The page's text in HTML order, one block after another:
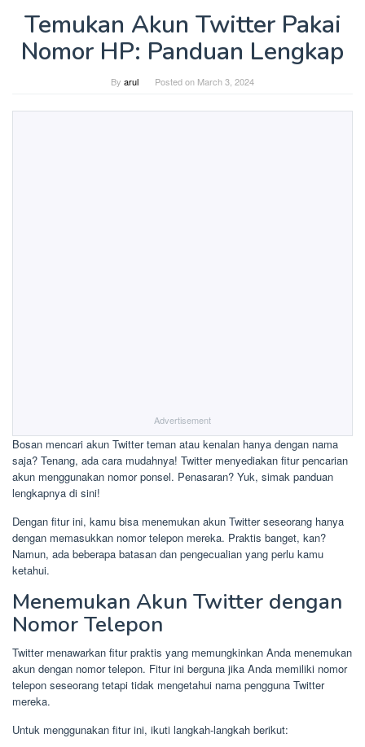
Temukan Akun Twitter Pakai
Nomor HP: Panduan Lengkap
By arul Posted on March 3, 2024
Advertisement
Bosan mencari akun Twitter teman atau kenalan hanya dengan nama
saja? Tenang, ada cara mudahnya! Twitter menyediakan fitur pencarian
akun menggunakan nomor ponsel. Penasaran? Yuk, simak panduan
lengkapnya di sini!
Dengan fitur ini, kamu bisa menemukan akun Twitter seseorang hanya
dengan memasukkan nomor telepon mereka. Praktis banget, kan?
Namun, ada beberapa batasan dan pengecualian yang perlu kamu
ketahui.
Menemukan Akun Twitter dengan
Nomor Telepon
Twitter menawarkan fitur praktis yang memungkinkan Anda menemukan
akun dengan nomor telepon. Fitur ini berguna jika Anda memiliki nomor
telepon seseorang tetapi tidak mengetahui nama pengguna Twitter
mereka.
Untuk menggunakan fitur ini, ikuti langkah-langkah berikut: